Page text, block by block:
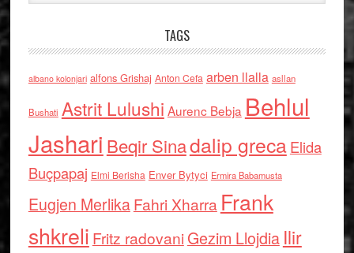
TAGS
albano kolonjari alfons Grishaj Anton Cefa arben llalla asllan
Bushati Astrit Lulushi Aurenc Bebja Behlul
Jashari Beqir Sinadalip grecaElida
Buçpapaj Elmi Berisha Enver Bytyci Ermira Babamusta
Eugjen MerlikaFahri Xharra Frank
shkreli Fritz radovaniGezim Llojdia Ilir